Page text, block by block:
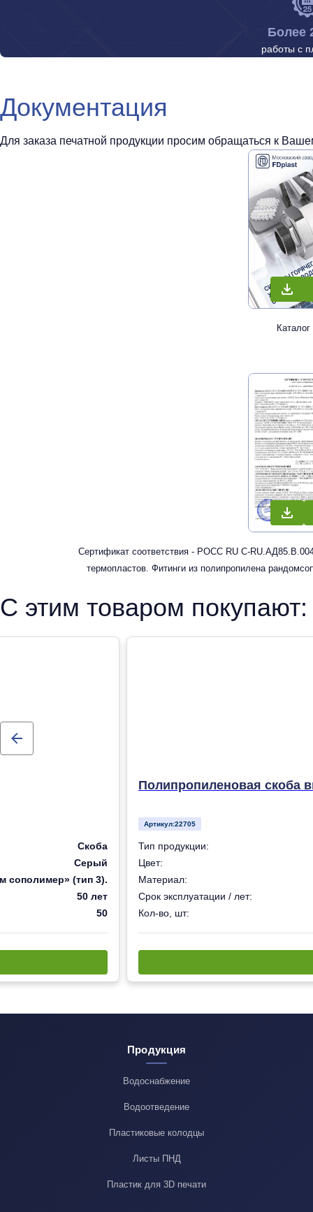
Более
работы с
Документация
Для заказа печатной продукции просим обращаться к
Сертификат соответствия - РОСС RU С-
термопластов. Фитинги из полипропилена
С этим товаром покупают:
Скоба
Серый
сополимер» (тип 3).
50 лет
50
Полипропиленовая скоба
Артикул:22705
Тип продукции:
Цвет:
Материал:
Срок эксплуатации / лет:
Кол-во, шт:
Продукция
Водоснабжение
Водоотведение
Пластиковые колодцы
Листы ПНД
Пластик для 3D печати